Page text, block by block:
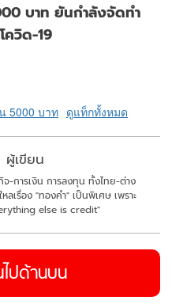
บาท ยันกำลังจัดทำ
ควิด-19
5000 บาท ดูแท็กทั้งหมด
ผู้เขียน
-การเงิน การลงทุน ทั้งไทย-ต่าง
ลเรื่อง "ทองคำ" เป็นพิเศษ เพราะ
else is credit"
ปด้านบน